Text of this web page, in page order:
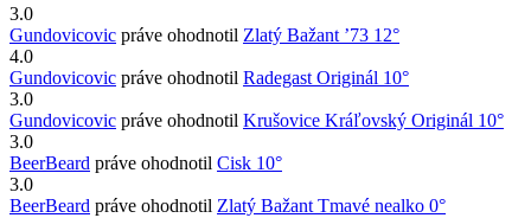
3.0
Gundovicovic práve ohodnotil Zlatý Bažant ’73 12°
4.0
Gundovicovic práve ohodnotil Radegast Originál 10°
3.0
Gundovicovic práve ohodnotil Krušovice Kráľovský Originál 10°
3.0
BeerBeard práve ohodnotil Cisk 10°
3.0
BeerBeard práve ohodnotil Zlatý Bažant Tmavé nealko 0°